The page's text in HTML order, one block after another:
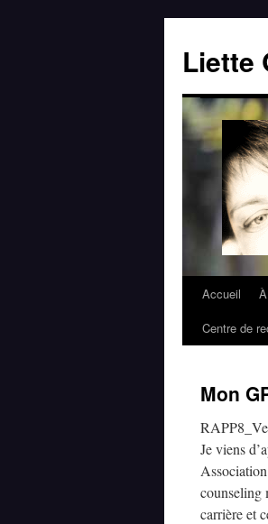
Liette
Accueil
Centre de
Mon
Je viens
counseling
carrière et